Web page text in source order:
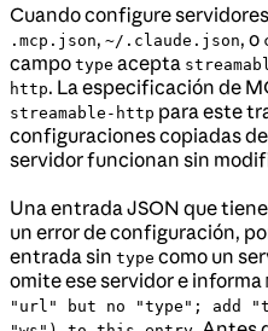
Cuando configure
.mcp.json, ~/.claude.json, o
campo type acepta
http. La especificación de
streamable-http para este
configuraciones copiadas
servidor funcionan sin
Una entrada JSON que
un error de configuración,
entrada sin type como un
omite ese servidor e informa
"url" but no "type"; add